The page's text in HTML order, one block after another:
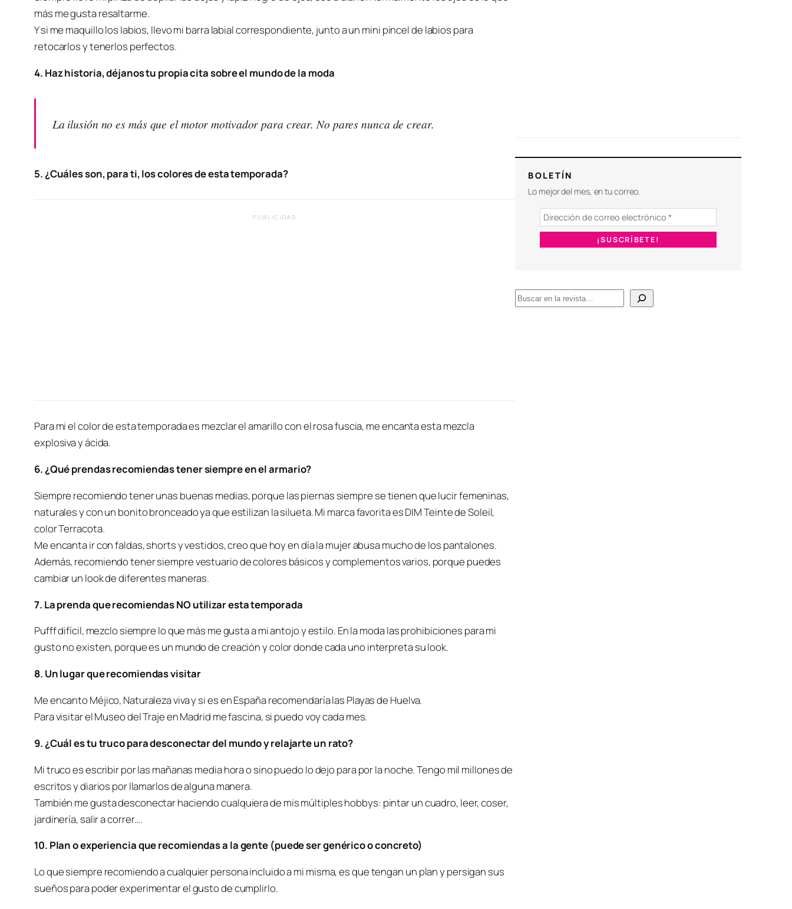
más me gusta resaltarme.
Y si me maquillo los labios, llevo mi barra labial correspondiente, junto a un mini pincel de labios para
retocarlos y tenerlos perfectos.
4. Haz historia, déjanos tu propia cita sobre el mundo de la moda
La ilusión no es más que el motor motivador para crear. No pares nunca de crear.
5. ¿Cuáles son, para ti, los colores de esta temporada?
PUBLICIDAD
Para mi el color de esta temporada es mezclar el amarillo con el rosa fuscia, me encanta esta mezcla
explosiva y ácida.
6. ¿Qué prendas recomiendas tener siempre en el armario?
Siempre recomiendo tener unas buenas medias, porque las piernas siempre se tienen que lucir femeninas,
naturales y con un bonito bronceado ya que estilizan la silueta. Mi marca favorita es DIM Teinte de Soleil,
color Terracota.
Me encanta ir con faldas, shorts y vestidos, creo que hoy en día la mujer abusa mucho de los pantalones.
Además, recomiendo tener siempre vestuario de colores básicos y complementos varios, porque puedes
cambiar un look de diferentes maneras.
7. La prenda que recomiendas NO utilizar esta temporada
Pufff difícil, mezclo siempre lo que más me gusta a mi antojo y estilo. En la moda las prohibiciones para mi
gusto no existen, porque es un mundo de creación y color donde cada uno interpreta su look.
8. Un lugar que recomiendas visitar
Me encanto Méjico, Naturaleza viva y si es en España recomendaría las Playas de Huelva.
Para visitar el Museo del Traje en Madrid me fascina, si puedo voy cada mes.
9. ¿Cuál es tu truco para desconectar del mundo y relajarte un rato?
Mi truco es escribir por las mañanas media hora o sino puedo lo dejo para por la noche. Tengo mil millones de
escritos y diarios por llamarlos de alguna manera.
También me gusta desconectar haciendo cualquiera de mis múltiples hobbys: pintar un cuadro, leer, coser,
jardinería, salir a correr….
10. Plan o experiencia que recomiendas a la gente (puede ser genérico o concreto)
Lo que siempre recomiendo a cualquier persona incluido a mi misma, es que tengan un plan y persigan sus
sueños para poder experimentar el gusto de cumplirlo.
BOLETÍN
Lo mejor del mes, en tu correo.
B